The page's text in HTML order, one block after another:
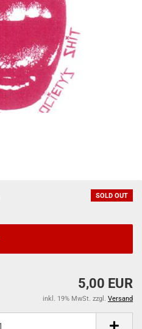
SOLD OUT
5,00 EUR
inkl. 19% MwSt. zzgl. Versand